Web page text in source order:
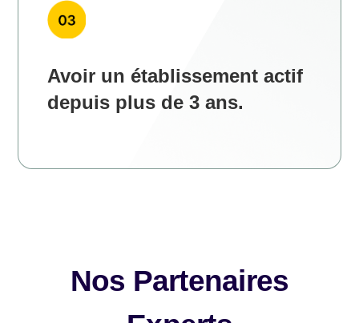
Avoir un établissement actif
depuis plus de 3 ans.
Nos Partenaires